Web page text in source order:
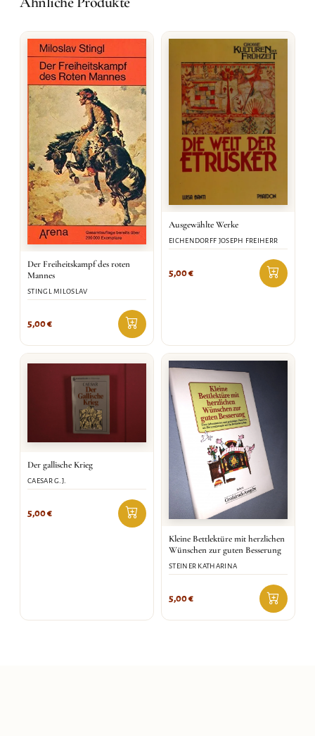
Der Freiheitskampf des roten
Mannes
STINGL MILOSLAV
5,00€
Ausgewählte Werke
EICHENDORFF JOSEPH FREIHERR
5,00€
Der gallische Krieg
CAESAR G.J.
5,00€
Kleine Bettlektüre mit herzlichen
Wünschen zur guten Besserung
STEINER KATHARINA
5,00€